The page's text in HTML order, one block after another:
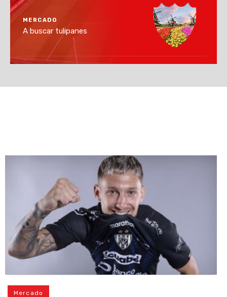
MERCADO
A buscar tulipanes
Mercado